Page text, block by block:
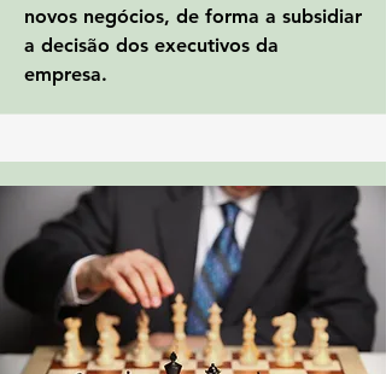
novos negócios, de forma a subsidiar
a decisão dos executivos da
empresa.